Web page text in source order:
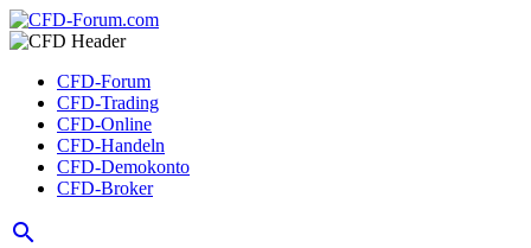
CFD-Forum
CFD-Trading
CFD-Online
CFD-Handeln
CFD-Demokonto
CFD-Broker
search